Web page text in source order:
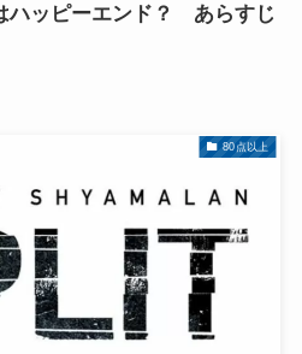
ハッピーエンド？ あらすじ
80点以上